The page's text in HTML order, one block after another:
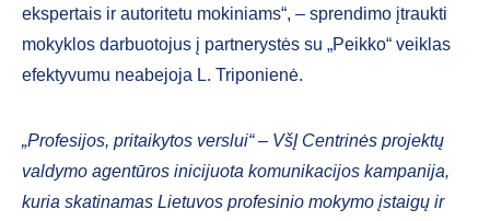
ekspertais ir autoritetu mokiniams“, – sprendimo įtraukti
mokyklos darbuotojus į partnerystės su „Peikko“ veiklas
efektyvumu neabejoja L. Triponienė.
„Profesijos, pritaikytos verslui“ – VšĮ Centrinės projektų
valdymo agentūros inicijuota komunikacijos kampanija,
kuria skatinamas Lietuvos profesinio mokymo įstaigų ir